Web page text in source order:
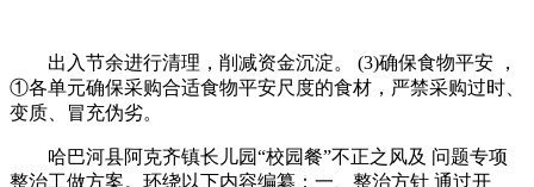
出入节余进行清理，削减资金沉淀。 (3)确保食物平安 ，
①各单元确保采购合适食物平安尺度的食材，严禁采购过时、
变质、冒充伪劣。
哈巴河县阿克齐镇长儿园“校园餐”不正之风及 问题专项
整治工做方案。环绕以下内容编纂：一、整治方针 通过开